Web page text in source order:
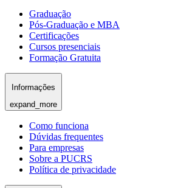
Graduação
Pós-Graduação e MBA
Certificações
Cursos presenciais
Formação Gratuita
Informações
expand_more
Como funciona
Dúvidas frequentes
Para empresas
Sobre a PUCRS
Política de privacidade